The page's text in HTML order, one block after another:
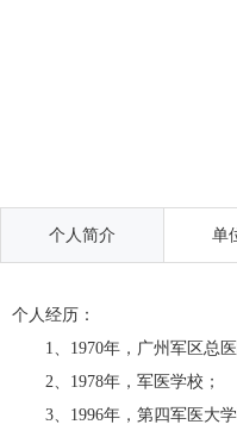
个人简介 单
个人经历：
1、1970年，广州军区总医
2、1978年，军医学校；
3、1996年，第四军医大学